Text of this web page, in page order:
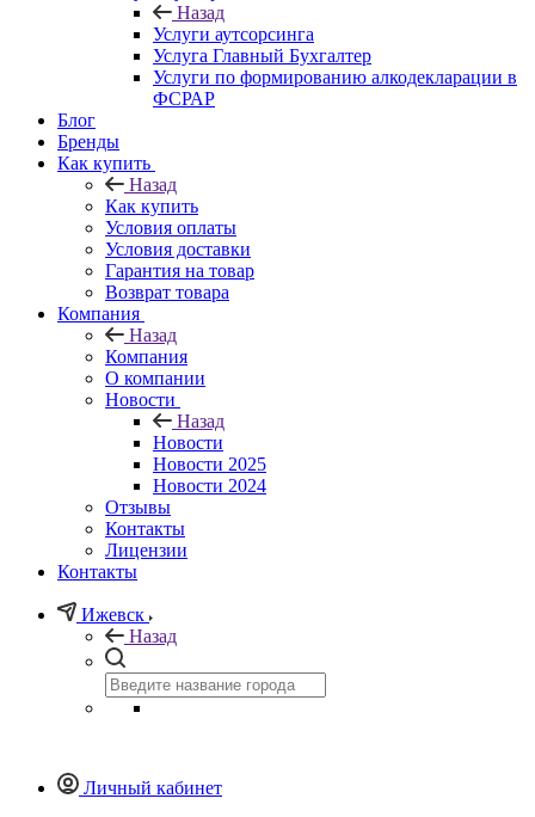
Назад
Услуги аутсорсинга
Услуга Главный Бухгалтер
Услуги по формированию алкодекларации в
ФСРАР
Блог
Бренды
Как купить
Назад
Как купить
Условия оплаты
Условия доставки
Гарантия на товар
Возврат товара
Компания
Назад
Компания
О компании
Новости
Назад
Новости
Новости 2025
Новости 2024
Отзывы
Контакты
Лицензии
Контакты
Ижевск
Назад
Личный кабинет